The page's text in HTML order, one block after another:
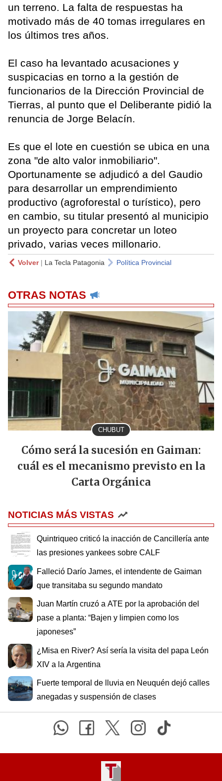
un terreno. La falta de respuestas ha
motivado más de 40 tomas irregulares en
los últimos tres años.
El caso ha levantado acusaciones y
suspicacias en torno a la gestión de
funcionarios de la Dirección Provincial de
Tierras, al punto que el Deliberante pidió la
renuncia de Jorge Belacín.
Es que el lote en cuestión se ubica en una
zona "de alto valor inmobiliario".
Oportunamente se adjudicó a del Gaudio
para desarrollar un emprendimiento
productivo (agroforestal o turístico), pero
en cambio, su titular presentó al municipio
un proyecto para concretar un loteo
privado, varias veces millonario.
Volver| La Tecla Patagonia Política Provincial
OTRAS NOTAS
CHUBUT
Cómo será la sucesión en Gaiman:
cuál es el mecanismo previsto en la
Carta Orgánica
NOTICIAS MÁS VISTAS
Quintriqueo criticó la inacción de Cancillería ante
las presiones yankees sobre CALF
Falleció Darío James, el intendente de Gaiman
que transitaba su segundo mandato
Juan Martín cruzó a ATE por la aprobación del
pase a planta: “Bajen y limpien como los
japoneses”
¿Misa en River? Así sería la visita del papa León
XIV a la Argentina
Fuerte temporal de lluvia en Neuquén dejó calles
anegadas y suspensión de clases